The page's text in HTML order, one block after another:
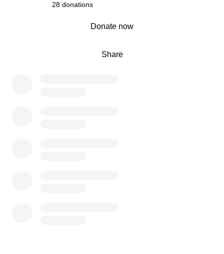
28 donations
Share
Donate now